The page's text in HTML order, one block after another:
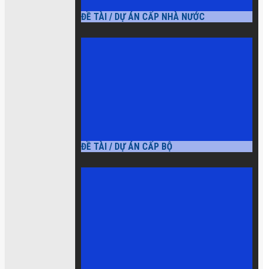
ĐỀ TÀI / DỰ ÁN CẤP NHÀ NƯỚC
ĐỀ TÀI / DỰ ÁN CẤP BỘ